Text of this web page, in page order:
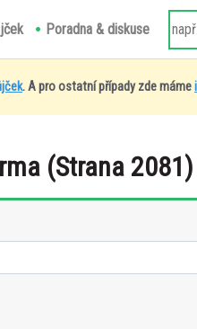
Poradna & diskuse
. A pro ostatní případy zde máme
(Strana 2081)